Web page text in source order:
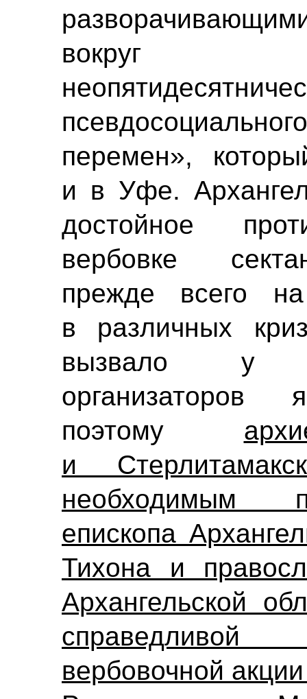
вокруг
перемен»,
и в Уфе.
достойное
вербовке
прежде всего
в различных
вызвало у
организаторов
поэтому
и
необходимым
епископа
Тихона и
Архангельской
справедливой
вербовочной